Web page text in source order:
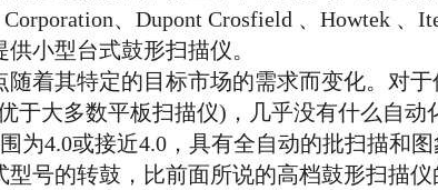
、Dupont Crosfield 、Howtek 、
小型台式鼓形扫描仪。
其特定的目标市场的需求而变化。对于
于大多数平板扫描仪)，几乎没有什么自
为4.0或接近4.0，具有全自动的批扫描和
型号的转鼓，比前面所说的高档鼓形扫描